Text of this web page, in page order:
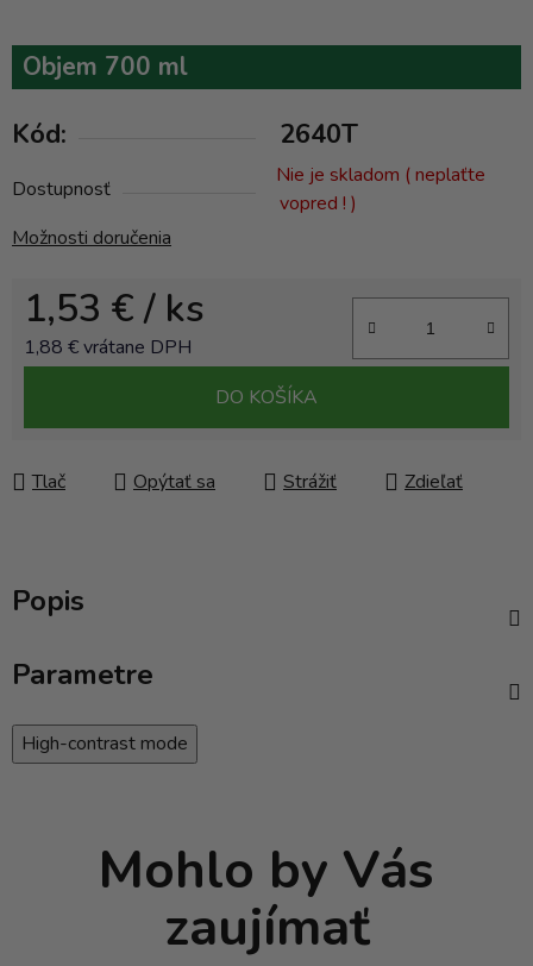
Objem 700 ml
Kód: 2640T
Dostupnosť
Nie je skladom ( neplaťte
vopred ! )
Možnosti doručenia
1,53 €/ ks
1,88 € vrátane DPH
DO KOŠÍKA
Tlač Opýtať sa Strážiť Zdieľať
Popis
Parametre
High-contrast mode
Mohlo by Vás
zaujímať